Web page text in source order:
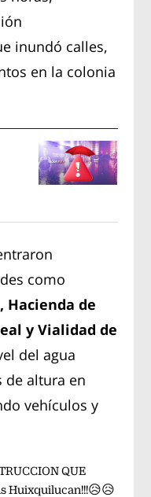
inundó calles,
en la colonia
como
Hacienda de
y Vialidad de
del agua
de altura en
vehículos y
QUE
Huixquilucan!!!😥😥